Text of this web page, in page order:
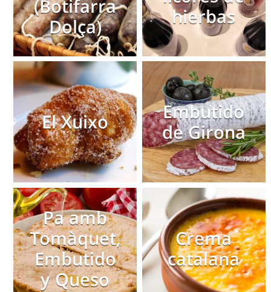
(Botifarra
Dolça)
hierbas
El Xuixo
Embutido
de Girona
Pa amb
Tomàquet,
Embutido
y Queso
Crema
catalana